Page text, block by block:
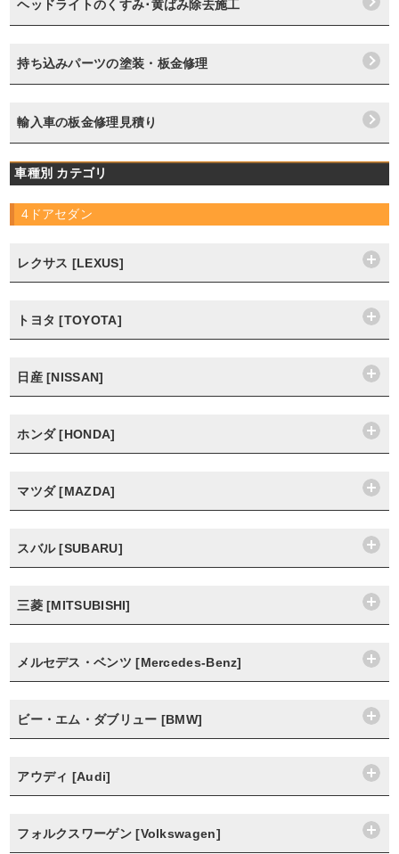
ヘッドライトのくすみ･黄ばみ除去施工
持ち込みパーツの塗装・板金修理
輸入車の板金修理見積り
車種別 カテゴリ
4ドアセダン
レクサス [LEXUS]
トヨタ [TOYOTA]
日産 [NISSAN]
ホンダ [HONDA]
マツダ [MAZDA]
スバル [SUBARU]
三菱 [MITSUBISHI]
メルセデス・ベンツ [Mercedes-Benz]
ビー・エム・ダブリュー [BMW]
アウディ [Audi]
フォルクスワーゲン [Volkswagen]